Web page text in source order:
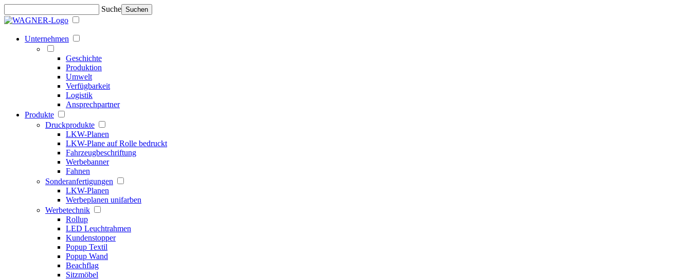
Suche Suchen
Unternehmen
Geschichte
Produktion
Umwelt
Verfügbarkeit
Logistik
Ansprechpartner
Produkte
Druckprodukte
LKW-Planen
LKW-Plane auf Rolle bedruckt
Fahrzeugbeschriftung
Werbebanner
Fahnen
Sonderanfertigungen
LKW-Planen
Werbeplanen unifarben
Werbetechnik
Rollup
LED Leuchtrahmen
Kundenstopper
Popup Textil
Popup Wand
Beachflag
Sitzmöbel